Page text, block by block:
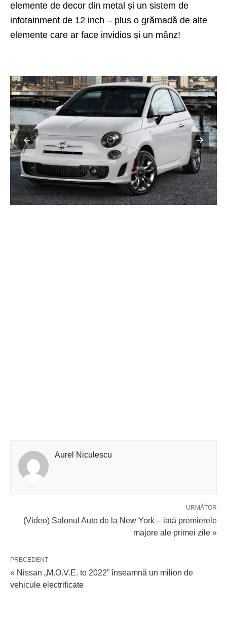
elemente de decor din metal și un sistem de
infotainment de 12 inch – plus o grămadă de alte
elemente care ar face invidios și un mânz!
Aurel Niculescu
URMĂTOR
(Video) Salonul Auto de la New York – iată premierele
majore ale primei zile »
PRECEDENT
« Nissan „M.O.V.E. to 2022” înseamnă un milion de
vehicule electrificate